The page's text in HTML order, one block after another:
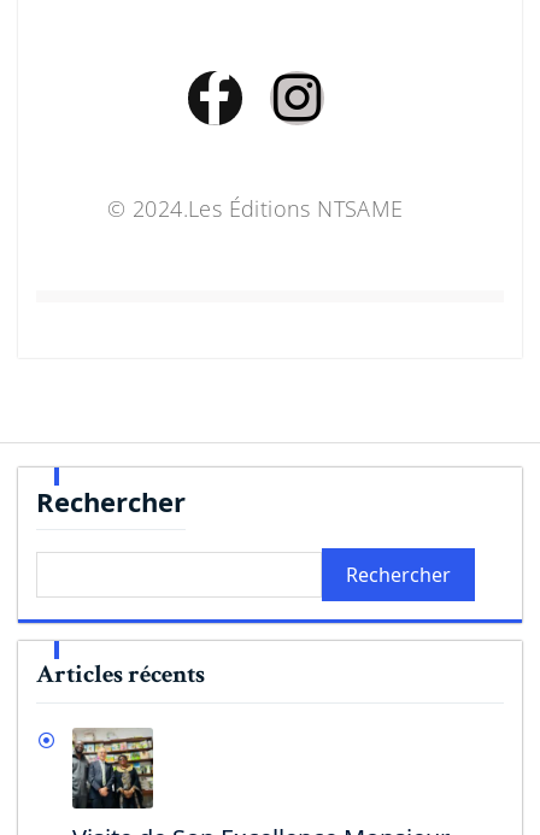
© 2024.Les Éditions NTSAME
Rechercher
Rechercher
Articles récents